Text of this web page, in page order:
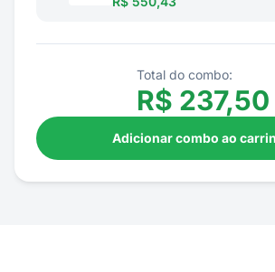
Total do combo:
R$ 237,50
Adicionar combo ao